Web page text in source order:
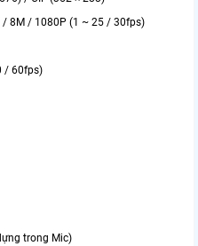
/ 8M / 1080P (1 ~ 25 / 30fps)
/ 60fps)
trong Mic)